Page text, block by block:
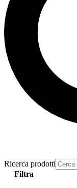
Ricerca prodotti
Filtra